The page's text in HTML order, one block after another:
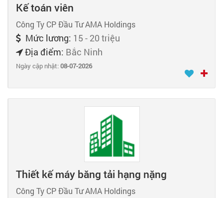
Kế toán viên
Công Ty CP Đầu Tư AMA Holdings
Mức lương: 15 - 20 triệu
Địa điểm: Bắc Ninh
Ngày cập nhật:08-07-2026
Thiết kế máy băng tải hạng nặng
Công Ty CP Đầu Tư AMA Holdings